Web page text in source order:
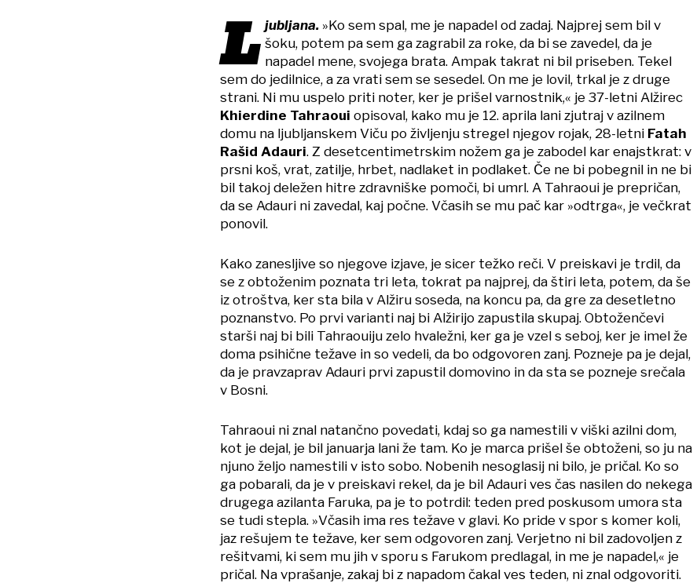
L jubljana. »Ko sem spal, me je napadel od zadaj. Najprej sem bil v
šoku, potem pa sem ga zagrabil za roke, da bi se zavedel, da je
napadel mene, svojega brata. Ampak takrat ni bil priseben. Tekel
sem do jedilnice, a za vrati sem se sesedel. On me je lovil, trkal je z druge
strani. Ni mu uspelo priti noter, ker je prišel varnostnik,« je 37-letni Alžirec
Khierdine Tahraoui opisoval, kako mu je 12. aprila lani zjutraj v azilnem
domu na ljubljanskem Viču po življenju stregel njegov rojak, 28-letni Fatah
Rašid Adauri. Z desetcentimetrskim nožem ga je zabodel kar enajstkrat: v
prsni koš, vrat, zatilje, hrbet, nadlaket in podlaket. Če ne bi pobegnil in ne bi
bil takoj deležen hitre zdravniške pomoči, bi umrl. A Tahraoui je prepričan,
da se Adauri ni zavedal, kaj počne. Včasih se mu pač kar »odtrga«, je večkrat
ponovil.
Kako zanesljive so njegove izjave, je sicer težko reči. V preiskavi je trdil, da
se z obtoženim poznata tri leta, tokrat pa najprej, da štiri leta, potem, da še
iz otroštva, ker sta bila v Alžiru soseda, na koncu pa, da gre za desetletno
poznanstvo. Po prvi varianti naj bi Alžirijo zapustila skupaj. Obtoženčevi
starši naj bi bili Tahraouiju zelo hvaležni, ker ga je vzel s seboj, ker je imel že
doma psihične težave in so vedeli, da bo odgovoren zanj. Pozneje pa je dejal,
da je pravzaprav Adauri prvi zapustil domovino in da sta se pozneje srečala
v Bosni.
Tahraoui ni znal natančno povedati, kdaj so ga namestili v viški azilni dom,
kot je dejal, je bil januarja lani že tam. Ko je marca prišel še obtoženi, so ju na
njuno željo namestili v isto sobo. Nobenih nesoglasij ni bilo, je pričal. Ko so
ga pobarali, da je v preiskavi rekel, da je bil Adauri ves čas nasilen do nekega
drugega azilanta Faruka, pa je to potrdil: teden pred poskusom umora sta
se tudi stepla. »Včasih ima res težave v glavi. Ko pride v spor s komer koli,
jaz rešujem te težave, ker sem odgovoren zanj. Verjetno ni bil zadovoljen z
rešitvami, ki sem mu jih v sporu s Farukom predlagal, in me je napadel,« je
pričal. Na vprašanje, zakaj bi z napadom čakal ves teden, ni znal odgovoriti.